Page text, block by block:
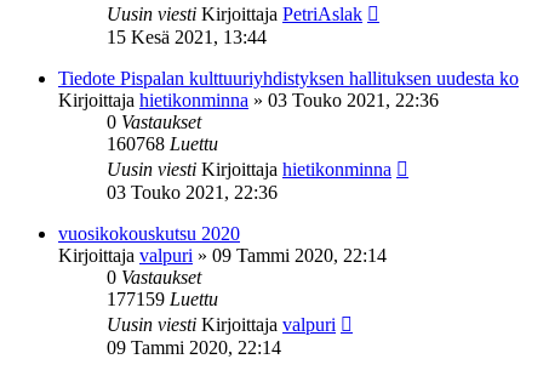
Uusin viesti Kirjoittaja PetriAslak
15 Kesä 2021, 13:44
Tiedote Pispalan kulttuuriyhdistyksen hallituksen uudesta ko
Kirjoittaja hietikonminna » 03 Touko 2021, 22:36
0 Vastaukset
160768 Luettu
Uusin viesti Kirjoittaja hietikonminna
03 Touko 2021, 22:36
vuosikokouskutsu 2020
Kirjoittaja valpuri » 09 Tammi 2020, 22:14
0 Vastaukset
177159 Luettu
Uusin viesti Kirjoittaja valpuri
09 Tammi 2020, 22:14